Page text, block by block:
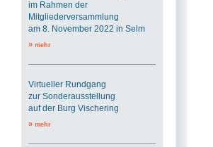
im Rahmen der
Mitgliederversammlung
am 8. November 2022 in Selm
» mehr
Virtueller Rundgang
zur Sonderausstellung
auf der Burg Vischering
» mehr